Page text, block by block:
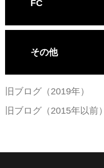
FC
その他
旧ブログ（2019年）
旧ブログ（2015年以前）